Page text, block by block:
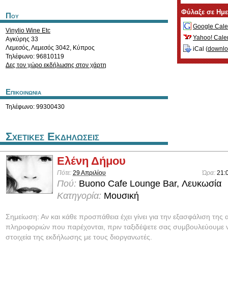
Που
Vinylio Wine Etc
Αγκύρης 33
Λεμεσός,Λεμεσός 3042, Κύπρος
Τηλέφωνο: 96810119
Δες τον χώρο εκδήλωσης στον χάρτη
Επικοινωνια
Τηλέφωνο: 99300430
Φύλαξε σε
Google
Yahoo!
iCal (
Σχετικες Εκδηλωσεις
Ελένη Δήμου
Πότε: 29 Απριλίου Ώρα:
Πού: Buono Cafe Lounge Bar, Λευκωσία
Κατηγορία: Μουσική
Σημείωση: Αν και κάθε προσπάθεια έχει γίνει για την εξασφάλιση της
πληροφοριών που παρέχονται, πριν ταξιδέψετε σας συμβουλεύουμε
στοιχεία της εκδήλωσης με τους διοργανωτές.